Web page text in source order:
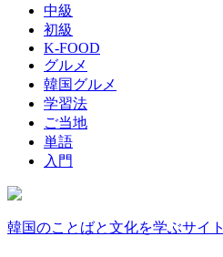
中級
初級
K-FOOD
グルメ
韓国グルメ
学習法
ご当地
単語
入門
韓国のことばと文化を学ぶサイト